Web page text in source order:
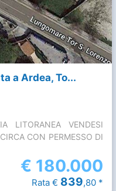
a Ardea, To...
LITORANEA VENDESI
CON PERMESSO DI
€ 180.000
Rata € 839,80 *